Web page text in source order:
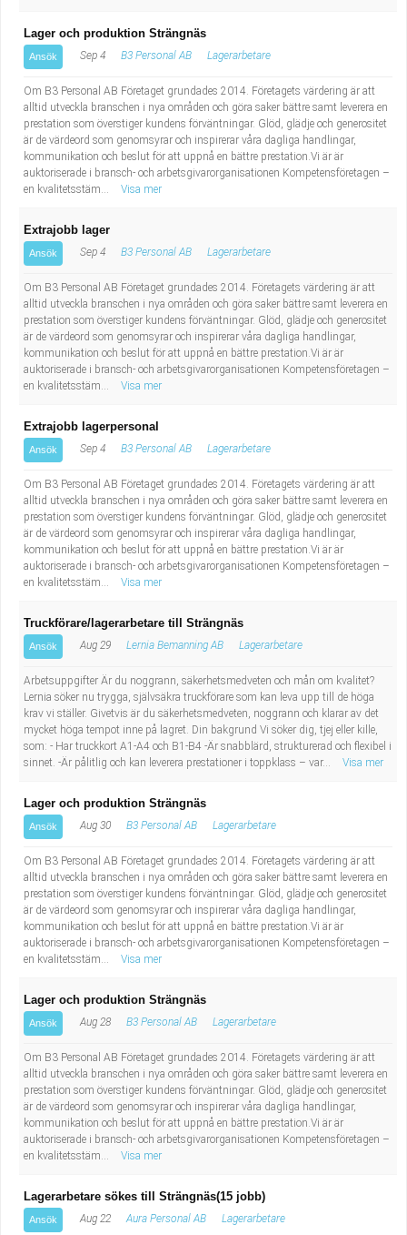
Lager och produktion Strängnäs
Ansök Sep 4 B3 Personal AB Lagerarbetare
Om B3 Personal AB Företaget grundades 2014. Företagets värdering är att
alltid utveckla branschen i nya områden och göra saker bättre samt leverera en
prestation som överstiger kundens förväntningar. Glöd, glädje och generositet
är de värdeord som genomsyrar och inspirerar våra dagliga handlingar,
kommunikation och beslut för att uppnå en bättre prestation.Vi är är
auktoriserade i bransch- och arbetsgivarorganisationen Kompetensföretagen –
en kvalitetsstäm...
Visa mer
Extrajobb lager
Ansök Sep 4 B3 Personal AB Lagerarbetare
Om B3 Personal AB Företaget grundades 2014. Företagets värdering är att
alltid utveckla branschen i nya områden och göra saker bättre samt leverera en
prestation som överstiger kundens förväntningar. Glöd, glädje och generositet
är de värdeord som genomsyrar och inspirerar våra dagliga handlingar,
kommunikation och beslut för att uppnå en bättre prestation.Vi är är
auktoriserade i bransch- och arbetsgivarorganisationen Kompetensföretagen –
en kvalitetsstäm...
Visa mer
Extrajobb lagerpersonal
Ansök Sep 4 B3 Personal AB Lagerarbetare
Om B3 Personal AB Företaget grundades 2014. Företagets värdering är att
alltid utveckla branschen i nya områden och göra saker bättre samt leverera en
prestation som överstiger kundens förväntningar. Glöd, glädje och generositet
är de värdeord som genomsyrar och inspirerar våra dagliga handlingar,
kommunikation och beslut för att uppnå en bättre prestation.Vi är är
auktoriserade i bransch- och arbetsgivarorganisationen Kompetensföretagen –
en kvalitetsstäm...
Visa mer
Truckförare/lagerarbetare till Strängnäs
Ansök Aug 29 Lernia Bemanning AB Lagerarbetare
Arbetsuppgifter Är du noggrann, säkerhetsmedveten och mån om kvalitet?
Lernia söker nu trygga, självsäkra truckförare som kan leva upp till de höga
krav vi ställer. Givetvis är du säkerhetsmedveten, noggrann och klarar av det
mycket höga tempot inne på lagret. Din bakgrund Vi söker dig, tjej eller kille,
som: - Har truckkort A1-A4 och B1-B4 -Är snabblärd, strukturerad och flexibel i
sinnet. -Är pålitlig och kan leverera prestationer i toppklass – var...
Visa mer
Lager och produktion Strängnäs
Ansök Aug 30 B3 Personal AB Lagerarbetare
Om B3 Personal AB Företaget grundades 2014. Företagets värdering är att
alltid utveckla branschen i nya områden och göra saker bättre samt leverera en
prestation som överstiger kundens förväntningar. Glöd, glädje och generositet
är de värdeord som genomsyrar och inspirerar våra dagliga handlingar,
kommunikation och beslut för att uppnå en bättre prestation.Vi är är
auktoriserade i bransch- och arbetsgivarorganisationen Kompetensföretagen –
en kvalitetsstäm...
Visa mer
Lager och produktion Strängnäs
Ansök Aug 28 B3 Personal AB Lagerarbetare
Om B3 Personal AB Företaget grundades 2014. Företagets värdering är att
alltid utveckla branschen i nya områden och göra saker bättre samt leverera en
prestation som överstiger kundens förväntningar. Glöd, glädje och generositet
är de värdeord som genomsyrar och inspirerar våra dagliga handlingar,
kommunikation och beslut för att uppnå en bättre prestation.Vi är är
auktoriserade i bransch- och arbetsgivarorganisationen Kompetensföretagen –
en kvalitetsstäm...
Visa mer
Lagerarbetare sökes till Strängnäs(15 jobb)
Ansök Aug 22 Aura Personal AB Lagerarbetare